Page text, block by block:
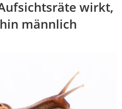
wirkt,
männlich